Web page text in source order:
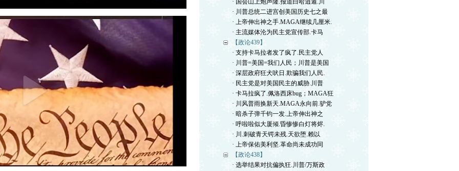
· 国会山上炮声隆.报道白哈逍遁.川
· 川普总统二进宫创美国历史七之最
· 上帝伸出神之手.MAGA继续几厘米.
· 主流媒体沦为民主党宣传部.卡马
【政论439】
· 支持卡马拉者发了疯了.民主党人
· 川普=美国=我们人民；川普是美国
· 深层政府狂犬吠日.欺骗我们人民.
· 民主党是对美国民主的威胁.川普
· 卡马拉疯了.佩洛西床bug；MAGA狂
· 川风普雨换新天.MAGA永向前.驴党
· 暗杀子弹千钧一发.上帝伸出神之
· 呼啦啦似大厦倾.昏惨惨白灯将烬.
· 川.刺破青天锷未残.天欲堕.赖以
· 上帝保佑美利坚.革命尚未成功同
【政论438】
· 选举结果对抗偏执狂.川普/万斯政